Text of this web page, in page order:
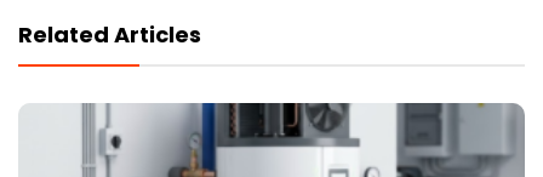
Related Articles